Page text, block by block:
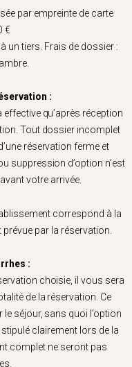
par empreinte de carte
€
un tiers. Frais de dossier :
:
effective qu’après réception
Tout dossier incomplet
réservation ferme et
suppression d’option n’est
votre arrivée.
correspond à la
par la réservation.
:
choisie, il vous sera
de la réservation. Ce
séjour, sans quoi l’option
clairement lors de la
complet ne seront pas